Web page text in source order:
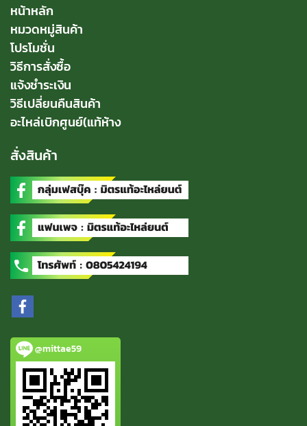
หน้าหลัก
หมวดหมู่สินค้า
โปรโมชั่น
วิธีการสั่งซื้อ
แจ้งชำระเงิน
วิธีเปลี่ยนคืนสินค้า
อะไหล่เบิกศูนย์(แท้ห้าง
สั่งสินค้า
@mittae59